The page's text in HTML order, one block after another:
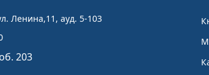
Ленина,11, ауд. 5-103
203